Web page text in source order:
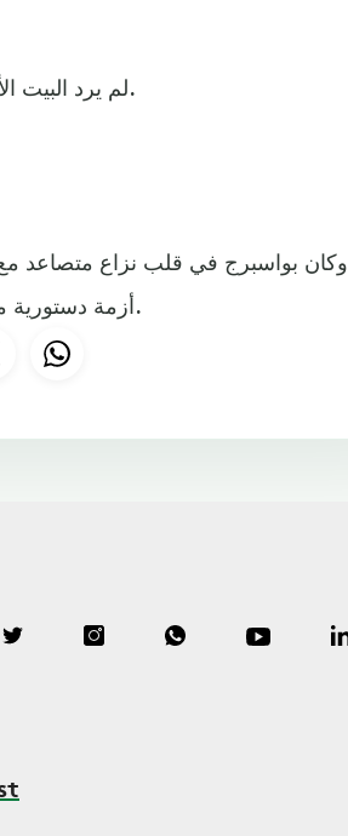
لم يرد البيت الأبيض ولا وزارة العدل الأمريكية بعد على طلبات التعليق.
وكان بواسبرج في قلب نزاع متصاعد
أزمة دستورية محتملة تلوح في الأفق إذا تحدت الإدارة قرارات القضاء.